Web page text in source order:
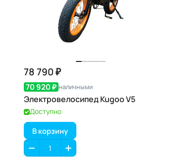
78 790 ₽
70 920 ₽ наличными
Электровелосипед Kugoo V5
Доступно
В корзину